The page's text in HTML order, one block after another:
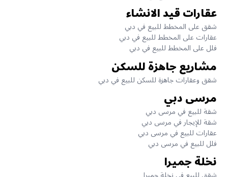
عقارات قيد الانشاء
شقق على المخطط للبيع في دبي
عقارات على المخطط للبيع في دبي
فلل على المخطط للبيع في دبي
مشاريع جاهزة للسكن
شقق وعقارات جاهزة للسكن للبيع في دبي
مرسى دبي
شقة للبيع في مرسى دبي
شقة للإيجار في مرسى دبي
عقارات للبيع في مرسى دبي
فلل للبيع في مرسى دبي
نخلة جميرا